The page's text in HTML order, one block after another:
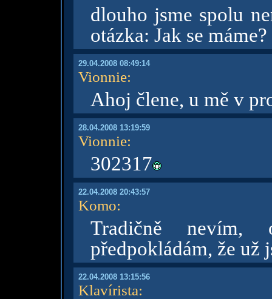
dlouho jsme spolu
otázka: Jak se máme?
29.04.2008 08:49:14
Vionnie:
Ahoj člene, u mě v
28.04.2008 13:19:59
Vionnie:
302317
22.04.2008 20:43:57
Komo:
Tradičně
předpokládám, že už
22.04.2008 13:15:56
Klavírista: